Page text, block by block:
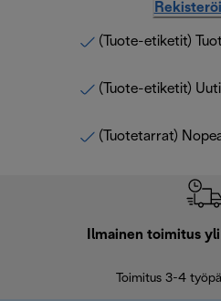
(Tuote-etiketit)
(Tuote-etiketit)
(Tuotetarrat)
Ilmainen toimitus
Toimitus 3-4